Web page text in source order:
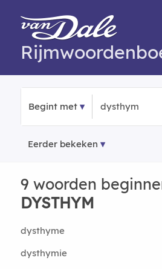
Begint met
Eerder bekeken
9 woorden
DYSTHYM
dysthyme
dysthymie